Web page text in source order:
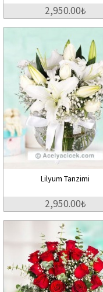
2,950.00₺
Lilyum Tanzimi
2,950.00₺